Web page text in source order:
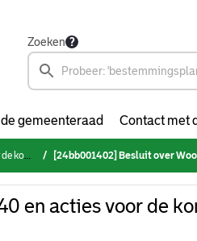
Zoeken
gemeenteraad Contact met
jaar’ [24bb001402] Besluit over Woonvisie ‘Een
en acties voor de